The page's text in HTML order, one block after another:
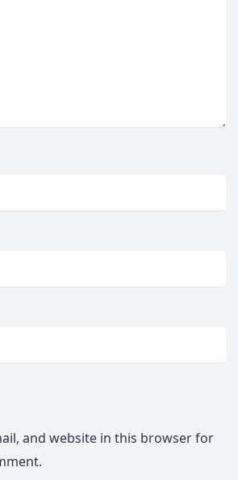
and website in this browser for